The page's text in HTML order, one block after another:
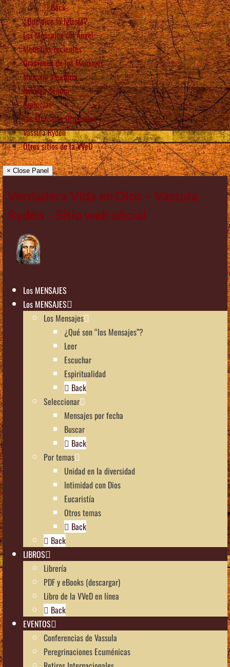
Back
¿Qué dice la Iglesia?
Los Mensajes del Ángel
Mensajes recientes
Oraciones de los Mensajes
Mensaje aleatorio
Nuestra Señora
Profecías
Los Mensajes Originales
Vassula Rydén
Otros sitios de la VVeD
× Close Panel
Verdadera Vida en Dios – Vassula
Rydén – Sitio web oficial
Los MENSAJES
Los MENSAJES
Los Mensajes
¿Qué son “los Mensajes”?
Leer
Escuchar
Espiritualidad
Back
Seleccionar
Mensajes por fecha
Buscar
Back
Por temas
Unidad en la diversidad
Intimidad con Dios
Eucaristía
Otros temas
Back
Back
LIBROS
Librería
PDF y eBooks (descargar)
Libro de la VVeD en línea
Back
EVENTOS
Conferencias de Vassula
Peregrinaciones Ecuménicas